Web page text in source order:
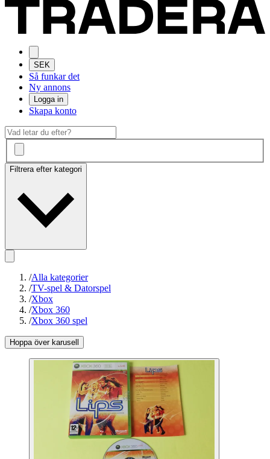
SEK
Så funkar det
Ny annons
Logga in
Skapa konto
Filtrera efter kategori
/Alla kategorier
/TV-spel & Datorspel
/Xbox
/Xbox 360
/Xbox 360 spel
Hoppa över karusell